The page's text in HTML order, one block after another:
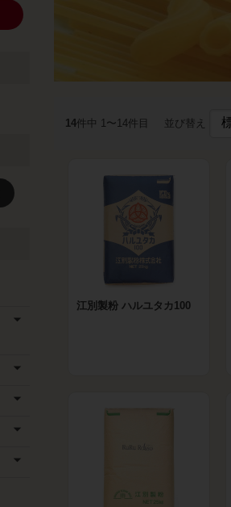
14件中 1〜14件目 並び替え
江別製粉 ハルユタカ100